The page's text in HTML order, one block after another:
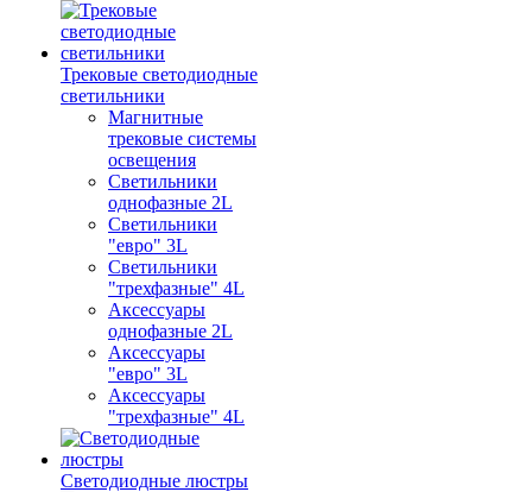
Трековые светодиодные
светильники
Магнитные
трековые системы
освещения
Светильники
однофазные 2L
Светильники
"евро" 3L
Светильники
"трехфазные" 4L
Аксессуары
однофазные 2L
Аксессуары
"евро" 3L
Аксессуары
"трехфазные" 4L
Светодиодные люстры